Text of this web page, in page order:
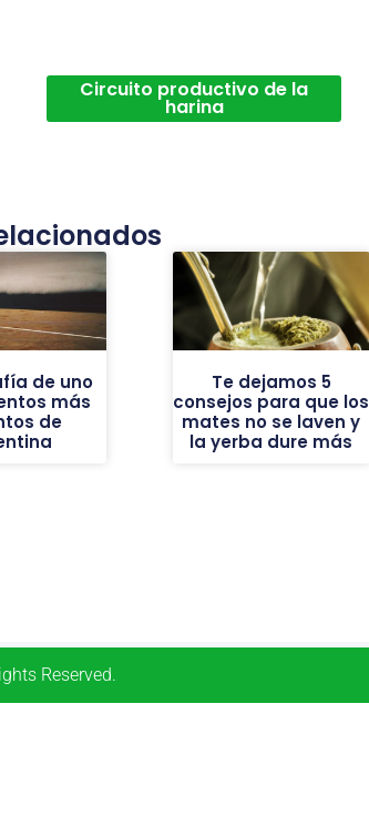
Circuito productivo de la
harina
de uno
más
de
Te dejamos 5
consejos para que los
mates no se laven y
la yerba dure más
Reserved.